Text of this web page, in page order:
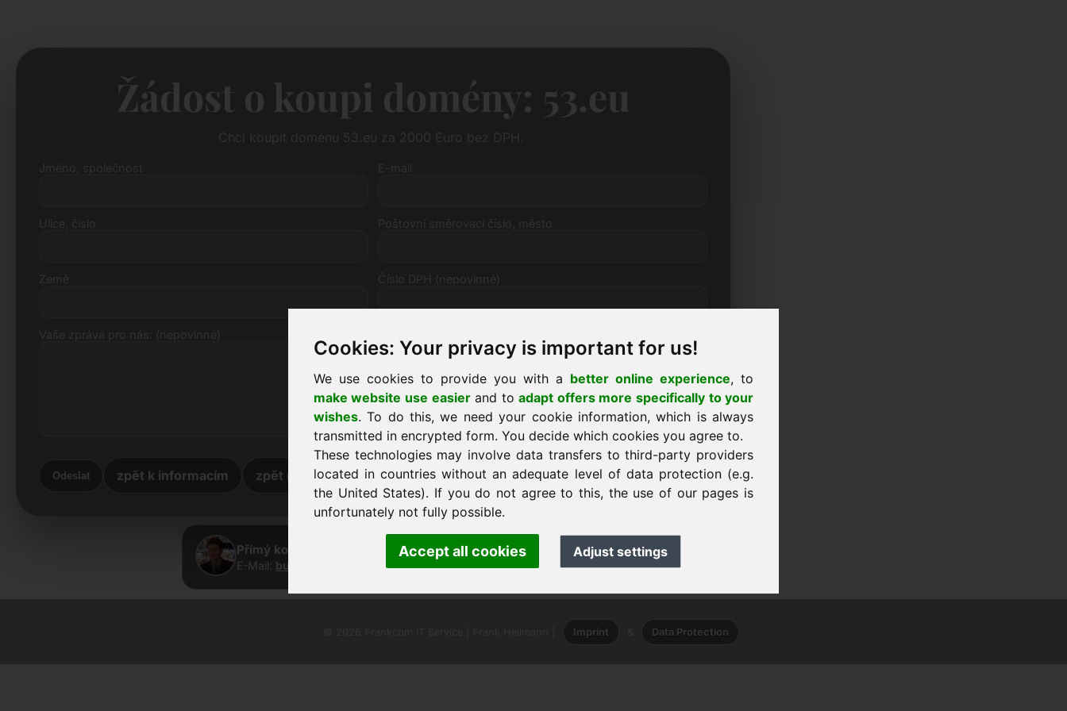
Cookies: Your privacy is important for us!
We use cookies to provide you with a better online experience, to
make website use easierand toadapt offers more specifically to your
wishes. To do this, we need your cookie information, which is always
transmitted in encrypted form. You decide which cookies you agree to.
These technologies may involve data transfers to third-party providers
located in countries without an adequate level of data protection (e.g.
the United States). If you do not agree to this, the use of our pages is
unfortunately not fully possible.
Accept all cookies Adjust settings
Žádost o koupi domény: 53.eu
Poštovní směrovací číslo, město
Číslo DPH (nepovinné)
Vaše zpráva pro nás: (nepovinné)
Odeslat zpět k informacím zpět na úvodní stránku
Přímý kontakt · Frank Heilmann · Frankcom IT Service
E-Mail: buy@frankcom.info· Phone:+49.85389129900
Imprint Data Protection